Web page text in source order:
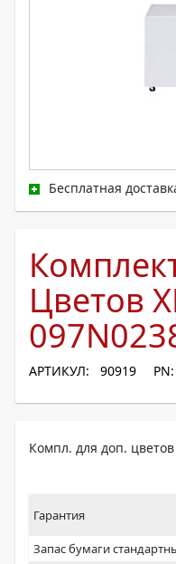
Бесплатная
Цветов
АРТИКУЛ: 90919
Компл. для доп. цветов
Гарантия
Запас бумаги